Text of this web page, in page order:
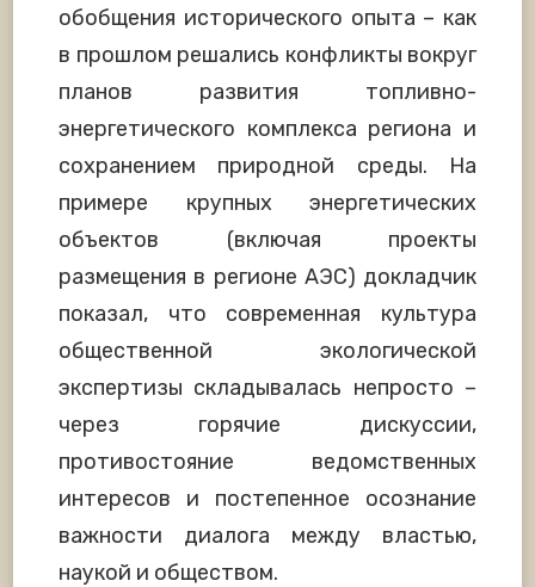
обобщения исторического опыта – как
в прошлом решались конфликты вокруг
планов развития топливно-
энергетического комплекса региона и
сохранением природной среды. На
примере крупных энергетических
объектов (включая проекты
размещения в регионе АЭС) докладчик
показал, что современная культура
общественной экологической
экспертизы складывалась непросто –
через горячие дискуссии,
противостояние ведомственных
интересов и постепенное осознание
важности диалога между властью,
наукой и обществом.